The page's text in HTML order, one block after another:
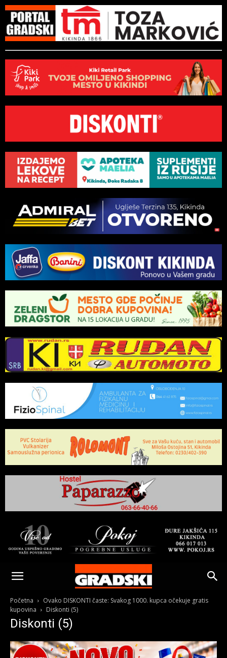
Gradski
Online
Kikinda
Početna
Ovako DISKONTI časte: Svakog 1000. kupca očekuje gratis
kupovina
Diskonti (5)
Diskonti (5)